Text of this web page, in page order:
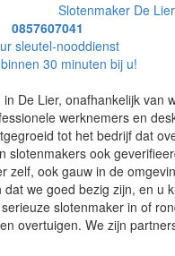
Slotenmaker De Lier
0857607041
sleutel-nooddienst
30 minuten bij u!
De Lier, onafhankelijk van
werknemers en
tot het bedrijf dat
slotenmakers ook
zelf, ook gauw in de
we goed bezig zijn, en u
slotenmaker in of
overtuigen. We zijn